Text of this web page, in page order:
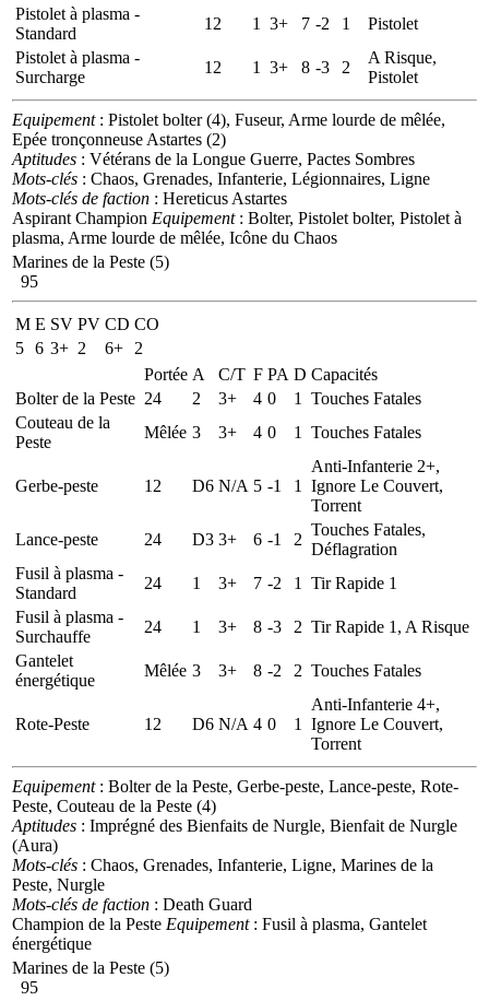
Pistolet à plasma -
Standard
12 1 3+ 7 -2 1
Pistolet
Pistolet à plasma -
Surcharge
12 1 3+ 8 -3 2
A Risque,
Pistolet
Equipement: Pistolet bolter (4), Fuseur, Arme lourde de mêlée,
Epée tronçonneuse Astartes (2)
Aptitudes : Vétérans de la Longue Guerre, Pactes Sombres
Mots-clés : Chaos, Grenades, Infanterie, Légionnaires, Ligne
Mots-clés de faction : Hereticus Astartes
Aspirant Champion Equipement: Bolter, Pistolet bolter, Pistolet à
plasma, Arme lourde de mêlée, Icône du Chaos
Marines de la Peste (5)
95
M E SV PV CD CO
5 6 3+ 2 6+
2
Portée A C/T F PA D Capacités
Bolter de la Peste 24 2 3+ 4 0 1
Touches Fatales
Couteau de la
Peste
Mêlée 3 3+ 4 0 1 Touches Fatales
Gerbe-peste 12 D6 N/A 5 -1 1
Anti-Infanterie 2+,
Ignore Le Couvert,
Torrent
Lance-peste
24 D3 3+ 6 -1 2
Touches Fatales,
Déflagration
Fusil à plasma -
Standard
24 1 3+ 7 -2 1
Tir Rapide 1
Fusil à plasma -
Surchauffe
24 1 3+ 8 -3 2 Tir Rapide 1, A Risque
Gantelet
énergétique
Mêlée 3 3+ 8 -2 2 Touches Fatales
Rote-Peste 12 D6 N/A 4 0 1
Anti-Infanterie 4+,
Ignore Le Couvert,
Torrent
Equipement: Bolter de la Peste, Gerbe-peste, Lance-peste, Rote-
Peste, Couteau de la Peste (4)
Aptitudes : Imprégné des Bienfaits de Nurgle, Bienfait de Nurgle
(Aura)
Mots-clés : Chaos, Grenades, Infanterie, Ligne, Marines de la
Peste, Nurgle
Mots-clés de faction : Death Guard
Champion de la Peste Equipement: Fusil à plasma, Gantelet
énergétique
Marines de la Peste (5)
95